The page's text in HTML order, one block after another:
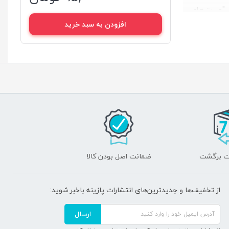
افزودن به سبد خرید
ضمانت اصل بودن کالا
از تخفیف‌ها و جدیدترین‌های انتشارات پازینه باخبر شوید:
ارسال